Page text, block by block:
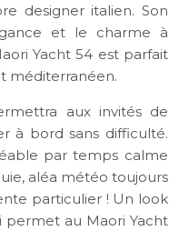
designer italien. Son
et le charme à
Yacht 54 est parfait
méditerranéen.
aux invités de
à bord sans difficulté.
par temps calme
aléa météo toujours
particulier ! Un look
au Maori Yacht